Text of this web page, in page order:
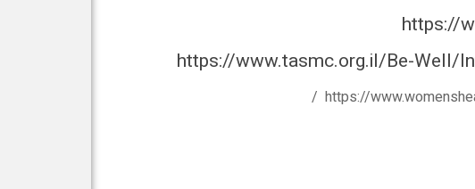
https://
https://www.tasmc.org.il/Be-Well/
https://
/